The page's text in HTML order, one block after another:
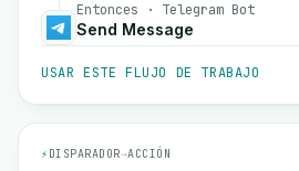
Entonces · Telegram Bot
Send Message
USAR ESTE FLUJO DE TRABAJO
⚡ DISPARADOR→ACCIÓN